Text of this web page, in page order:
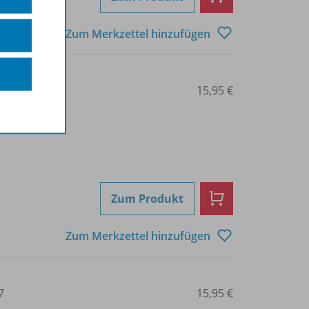
Zum Merkzettel hinzufügen
15,95 €
Zum Produkt
Zum Merkzettel hinzufügen
15,95 €